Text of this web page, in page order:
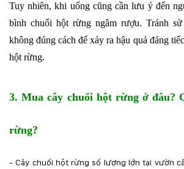
Tuy nhiên, khi uống cũng cần lưu ý đến
bình chuối hột rừng ngâm rượu. Tránh
không đúng cách để xảy ra hậu quả đáng
hột rừng.
3. Mua cây chuối hột rừng ở đâu?
rừng?
- Cây chuối hột rừng số lượng lớn tại vườn